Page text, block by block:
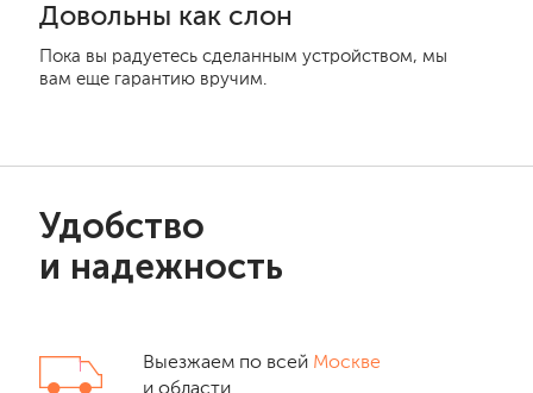
Довольны как слон
Пока вы радуетесь сделанным устройством, мы
вам еще гарантию вручим.
Удобство
и надежность
Выезжаем по всей Москве
и области